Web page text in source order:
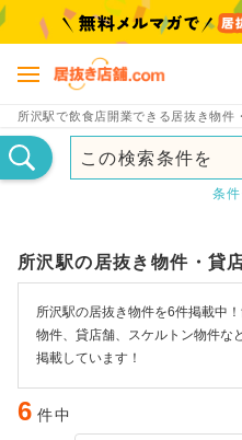
所沢駅で飲食店開業できる居抜き物
この検索条件を
条
所沢駅の居抜き物件・貸
所沢駅の居抜き物件を6件掲載中
物件、貸店舗、スケルトン物件な
掲載しています！
6 件中